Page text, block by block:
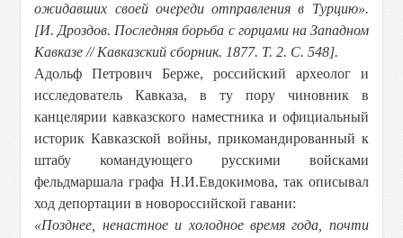
ожидавших своей очереди отправления в Турцию».
[И. Дроздов. Последняя борьба с горцами на Западном
Кавказе // Кавказский сборник. 1877. Т. 2. С. 548].
Адольф Петрович Берже, российский археолог и
исследователь Кавказа, в ту пору чиновник в
канцелярии кавказского наместника и официальный
историк Кавказской войны, прикомандированный к
штабу командующего русскими войсками
фельдмаршала графа Н.И.Евдокимова, так описывал
ход депортации в новороссийской гавани:
«Позднее, ненастное и холодное время года, почти